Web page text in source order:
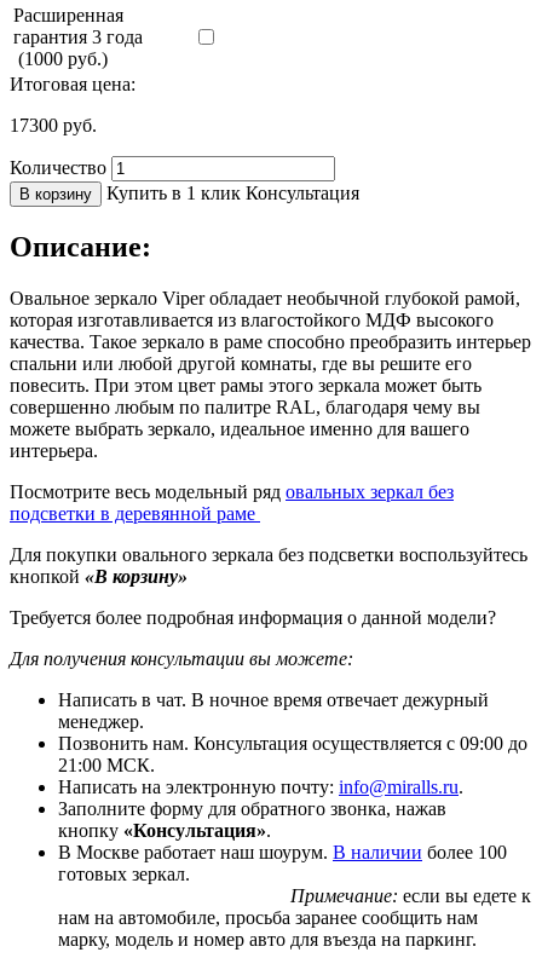
Расширенная
гарантия 3 года
(1000 руб.)
Итоговая цена:
17300 руб.
Количество
В корзину Купить в 1 клик Консультация
Описание:
Овальное зеркало Viper обладает необычной глубокой рамой,
которая изготавливается из влагостойкого МДФ высокого
качества. Такое зеркало в раме способно преобразить интерьер
спальни или любой другой комнаты, где вы решите его
повесить. При этом цвет рамы этого зеркала может быть
совершенно любым по палитре RAL, благодаря чему вы
можете выбрать зеркало, идеальное именно для вашего
интерьера.
Посмотрите весь модельный ряд овальных зеркал без
подсветки в деревянной раме
Для покупки овального зеркала без подсветки воспользуйтесь
кнопкой «В корзину»
Требуется более подробная информация о данной модели?
Для получения консультации вы можете:
Написать в чат. В ночное время отвечает дежурный
менеджер.
Позвонить нам. Консультация осуществляется с 09:00 до
21:00 МСК.
Написать на электронную почту: info@miralls.ru.
Заполните форму для обратного звонка, нажав
кнопку «Консультация».
В Москве работает наш шоурум. В наличии более 100
готовых зеркал.
Примечание: если вы едете к
нам на автомобиле, просьба заранее сообщить нам
марку, модель и номер авто для въезда на паркинг.